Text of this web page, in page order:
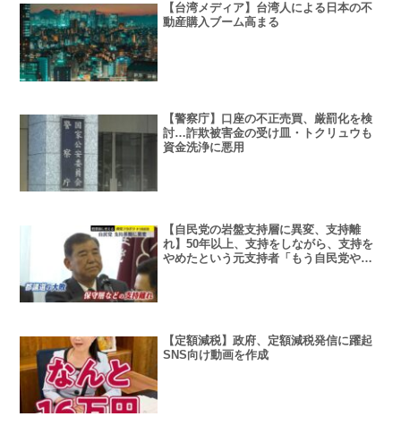
【台湾メディア】台湾人による日本の不
動産購入ブーム高まる
【警察庁】口座の不正売買、厳罰化を検
討…詐欺被害金の受け皿・トクリュウも
資金洗浄に悪用
【自民党の岩盤支持層に異変、支持離
れ】50年以上、支持をしながら、支持を
やめたという元支持者「もう自民党やめ
【定額減税】政府、定額減税発信に躍起
SNS向け動画を作成